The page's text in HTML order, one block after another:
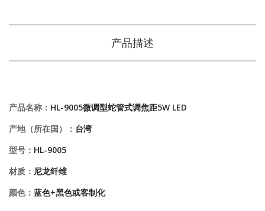
产品描述
产品名称： HL-9005微调型蛇管式调焦距5W LED
产地（所在国）： 台湾
型号： HL-9005
材质： 尼龙纤维
颜色： 蓝色+黑色或客制化